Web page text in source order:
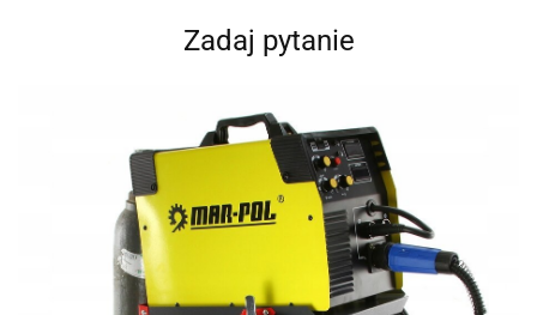
Zadaj pytanie